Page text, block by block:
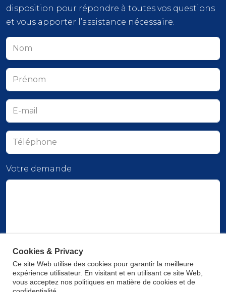
disposition pour répondre à toutes vos questions
et vous apporter l’assistance nécessaire.
Votre demande
Envoyer
Cookies & Privacy
Ce site Web utilise des cookies pour garantir la meilleure
expérience utilisateur. En visitant et en utilisant ce site Web,
vous acceptez nos politiques en matière de cookies et de